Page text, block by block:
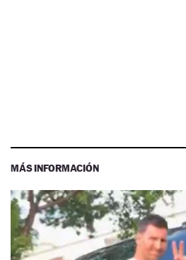
MÁS INFORMACIÓN